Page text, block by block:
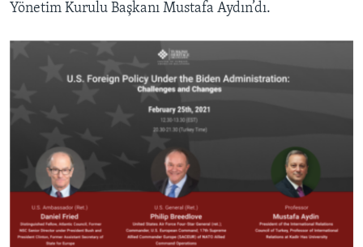
Yönetim Kurulu Başkanı Mustafa Aydın’dı.